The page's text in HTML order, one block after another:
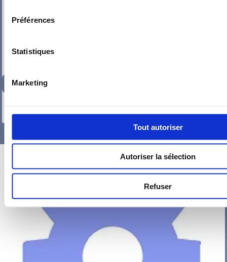
Préférences
Statistiques
Marketing
Tout autoriser
Autoriser la sélection
Refuser
134,35€ TTC